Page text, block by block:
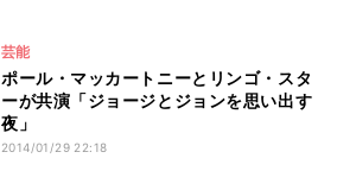
芸能
ポール・マッカートニーとリンゴ・スタ
ーが共演「ジョージとジョンを思い出す
夜」
2014/01/29 22:18